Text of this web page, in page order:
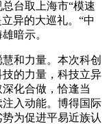
台取上海市“模速
异的大巡礼。“中
暗示。
和力量。本次科创
的力量，科技立异
化合做，恰逢当
入动能。博得国际
为促进平易近族认